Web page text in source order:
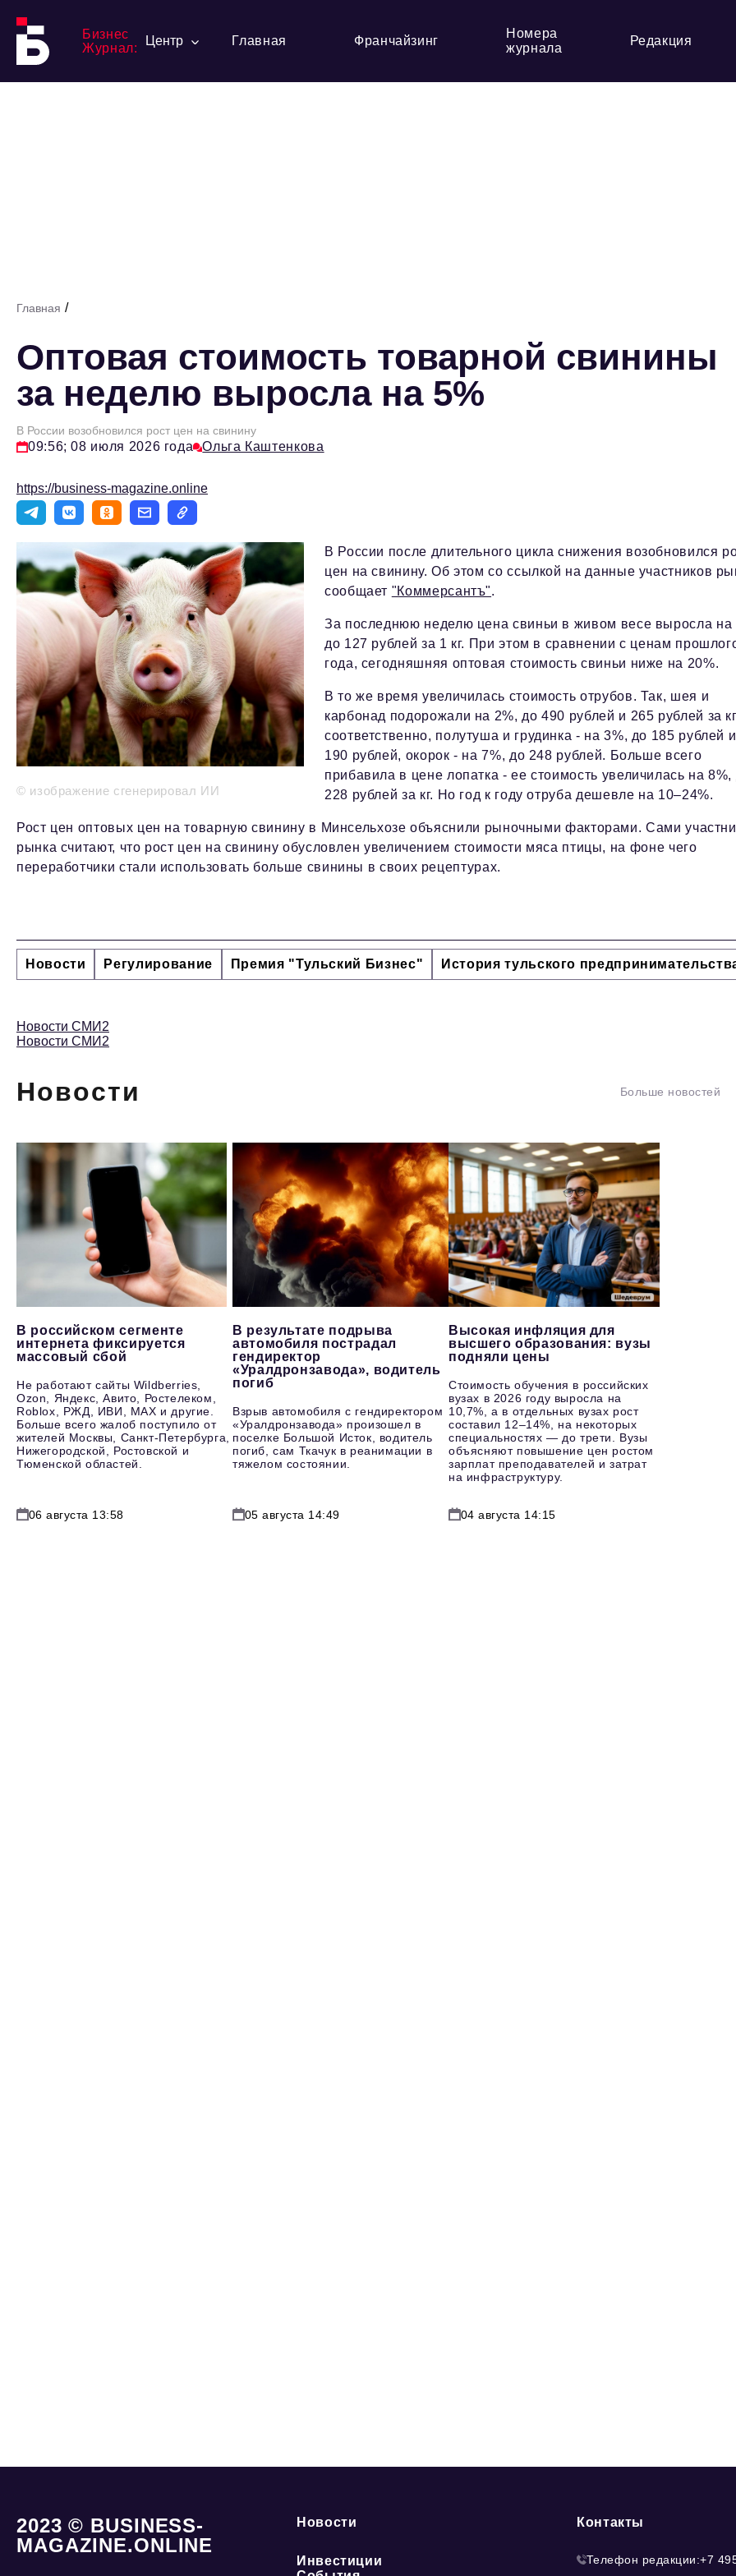
Бизнес
Журнал:
Центр Главная Франчайзинг
Номера
журнала
Редакция
Главная /
Оптовая стоимость товарной свинины
за неделю выросла на 5%
В России возобновился рост цен на свинину
09:56; 08 июля 2026 года Ольга Каштенкова
https://business-magazine.online
© изображение сгенерировал ИИ
В России после длительного цикла снижения возобновился
цен на свинину. Об этом со ссылкой на данные участников
сообщает "Коммерсантъ".
За последнюю неделю цена свиньи в живом весе выросла на
до 127 рублей за 1 кг. При этом в сравнении с ценам
года, сегодняшняя оптовая стоимость свиньи ниже на 20%.
В то же время увеличилась стоимость отрубов. Так, шея и
карбонад подорожали на 2%, до 490 рублей и 265 рублей за кг
соответственно, полутуша и грудинка - на 3%, до 185 рублей и
190 рублей, окорок - на 7%, до 248 рублей. Больше всего
прибавила в цене лопатка - ее стоимость увеличилась на 8%,
228 рублей за кг. Но год к году отруба дешевле на 10–24%.
Рост цен оптовых цен на товарную свинину в Минсельхозе объяснили рыночными факторами. Сами
рынка считают, что рост цен на свинину обусловлен увеличением стоимости мяса птицы, на фоне чего
переработчики стали использовать больше свинины в своих рецептурах.
Новости Регулирование Премия "Тульский Бизнес" История тульского
Новости СМИ2
Новости СМИ2
Новости Больше новостей
В российском сегменте
интернета фиксируется
массовый сбой
Не работают сайты Wildberries,
Ozon, Яндекс, Авито, Ростелеком,
Roblox, РЖД, ИВИ, MAX и другие.
Больше всего жалоб поступило от
жителей Москвы, Санкт-Петербурга,
Нижегородской, Ростовской и
Тюменской областей.
06 августа 13:58
В результате подрыва
автомобиля пострадал
гендиректор
«Уралдронзавода», водитель
погиб
Взрыв автомобиля с гендиректором
«Уралдронзавода» произошел в
поселке Большой Исток, водитель
погиб, сам Ткачук в реанимации в
тяжелом состоянии.
05 августа 14:49
Высокая инфляция для
высшего образования: вузы
подняли цены
Стоимость обучения в российских
вузах в 2026 году выросла на
10,7%, а в отдельных вузах рост
составил 12–14%, на некоторых
специальностях — до трети. Вузы
объясняют повышение цен ростом
зарплат преподавателей и затрат
на инфраструктуру.
04 августа 14:15
2023 © BUSINESS-
MAGAZINE.ONLINE
Новости
Инвестиции
Контакты
Телефон редакции:+7